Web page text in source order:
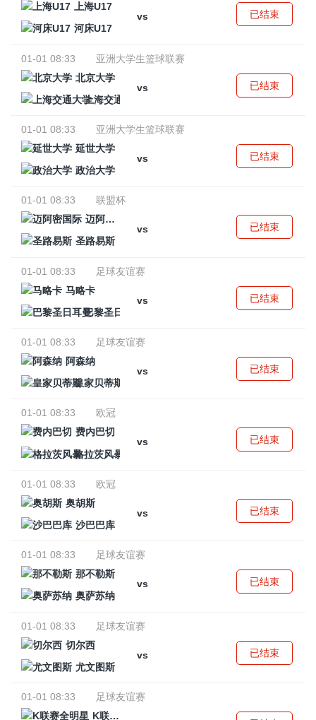
上海U17
vs
河床U17
已结束
01-01 08:33
亚洲大学生篮球联赛
北京大学
vs
上海交通大学
已结束
01-01 08:33
亚洲大学生篮球联赛
延世大学
vs
政治大学
已结束
01-01 08:33
联盟杯
迈阿密国际
vs
圣路易斯
已结束
01-01 08:33
足球友谊赛
马略卡
vs
巴黎圣日耳曼
已结束
01-01 08:33
足球友谊赛
阿森纳
vs
皇家贝蒂斯
已结束
01-01 08:33
欧冠
费内巴切
vs
格拉茨风暴
已结束
01-01 08:33
欧冠
奥胡斯
vs
沙巴巴库
已结束
01-01 08:33
足球友谊赛
那不勒斯
vs
奥萨苏纳
已结束
01-01 08:33
足球友谊赛
切尔西
vs
尤文图斯
已结束
01-01 08:33
足球友谊赛
K联赛全明星